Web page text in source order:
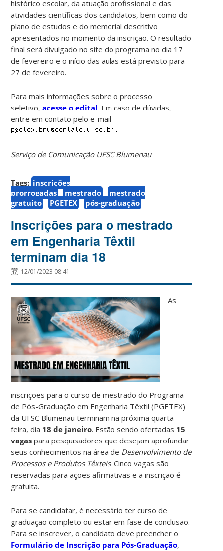
histórico escolar, da atuação profissional e das
atividades científicas dos candidatos, bem como do
plano de estudos e do memorial descritivo
apresentados no momento da inscrição. O resultado
final será divulgado no site do programa no dia 17
de fevereiro e o início das aulas está previsto para
27 de fevereiro.
Para mais informações sobre o processo
seletivo,acesse o edital. Em caso de dúvidas,
entre em contato pelo e-mail
Serviço de Comunicação UFSC Blumenau
Tags: inscrições
prorrogadas
mestrado
mestrado
gratuito
PGETEX pós-graduação
Inscrições para o mestrado
em Engenharia Têxtil
terminam dia 18
12/01/2023 08:41
As
inscrições para o curso de mestrado do Programa
de Pós-Graduação em Engenharia Têxtil (PGETEX)
da UFSC Blumenau terminam na próxima quarta-
feira, dia 18 de janeiro. Estão sendo ofertadas 15
vagas para pesquisadores que desejam aprofundar
seus conhecimentos na área de Desenvolvimento de
Processos e Produtos Têxteis. Cinco vagas são
reservadas para ações afirmativas e a inscrição é
gratuita.
Para se candidatar, é necessário ter curso de
graduação completo ou estar em fase de conclusão.
Para se inscrever, o candidato deve preencher o
Formulário de Inscrição para Pós-Graduação,